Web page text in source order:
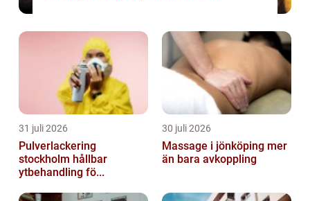
31 juli 2026
Pulverlackering
stockholm hållbar
ytbehandling fö...
30 juli 2026
Massage i jönköping mer
än bara avkoppling